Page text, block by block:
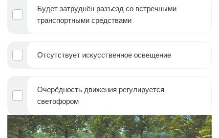
Будет затруднён разъезд со встречными
транспортными средствами
Отсутствует искусственное освещение
Очерёдность движения регулируется
светофором